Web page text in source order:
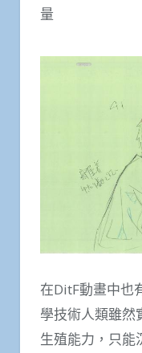
量
在DitF動畫中也
學技術人類雖然
生殖能力，只能